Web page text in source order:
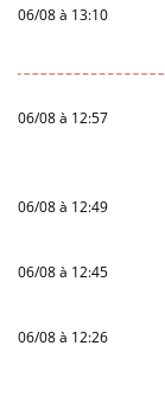
06/08 à 13:10
06/08 à 12:57
06/08 à 12:49
06/08 à 12:45
06/08 à 12:26